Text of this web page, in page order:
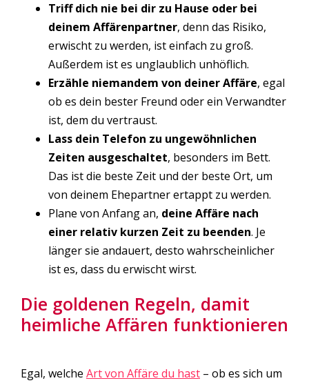
Triff dich nie bei dir zu Hause oder bei
deinem Affärenpartner, denn das Risiko,
erwischt zu werden, ist einfach zu groß.
Außerdem ist es unglaublich unhöflich.
Erzähle niemandem von deiner Affäre, egal
ob es dein bester Freund oder ein Verwandter
ist, dem du vertraust.
Lass dein Telefon zu ungewöhnlichen
Zeiten ausgeschaltet, besonders im Bett.
Das ist die beste Zeit und der beste Ort, um
von deinem Ehepartner ertappt zu werden.
Plane von Anfang an, deine Affäre nach
einer relativ kurzen Zeit zu beenden. Je
länger sie andauert, desto wahrscheinlicher
ist es, dass du erwischt wirst.
Die goldenen Regeln, damit
heimliche Affären funktionieren
Egal, welche Art von Affäre du hast – ob es sich um